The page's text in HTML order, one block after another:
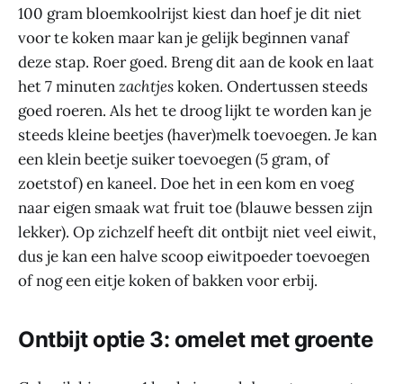
100 gram bloemkoolrijst kiest dan hoef je dit niet
voor te koken maar kan je gelijk beginnen vanaf
deze stap. Roer goed. Breng dit aan de kook en laat
het 7 minutenzachtjeskoken. Ondertussen steeds
goed roeren. Als het te droog lijkt te worden kan je
steeds kleine beetjes (haver)melk toevoegen. Je kan
een klein beetje suiker toevoegen (5 gram, of
zoetstof) en kaneel. Doe het in een kom en voeg
naar eigen smaak wat fruit toe (blauwe bessen zijn
lekker). Op zichzelf heeft dit ontbijt niet veel eiwit,
dus je kan een halve scoop eiwitpoeder toevoegen
of nog een eitje koken of bakken voor erbij.
Ontbijt optie 3: omelet met groente